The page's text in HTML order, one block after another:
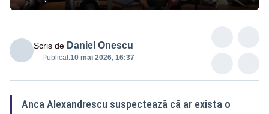
Scris de Daniel Onescu
Publicat:10 mai 2026, 16:37
Anca Alexandrescu suspectează că ar exista o